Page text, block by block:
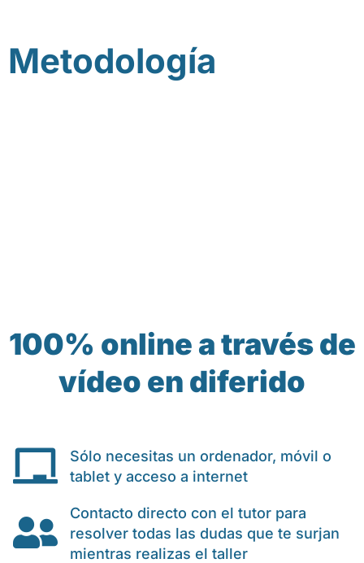
Metodología
100% online a través de
vídeo en diferido
Sólo necesitas un ordenador, móvil o
tablet y acceso a internet
Contacto directo con el tutor para
resolver todas las dudas que te surjan
mientras realizas el taller